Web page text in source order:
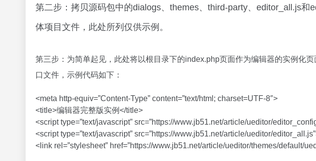
第一步：在项目的任一文件夹中建立一个用于存放UEditor相关资源和